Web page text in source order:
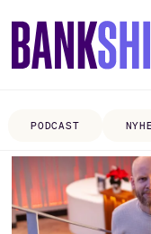
PODCAST
Tag: